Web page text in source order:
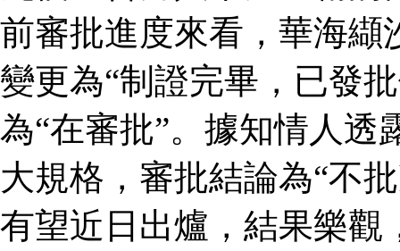
前審批進度來看，華海纈
變更為“制證完畢，已發
為“在審批”。據知情人透
大規格，審批結論為“不
有望近日出爐，結果樂觀